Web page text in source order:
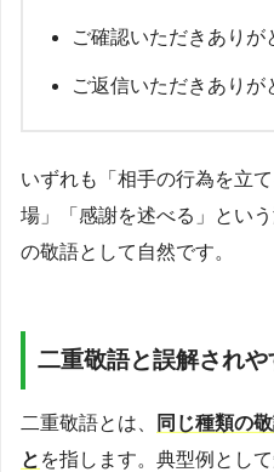
ご確認いただきありが
ご返信いただきありが
いずれも「相手の行為を立
場」「感謝を述べる」とい
の敬語として自然です。
二重敬語と誤解されや
二重敬語とは、
同じ種類の
と を指します。典型例とし